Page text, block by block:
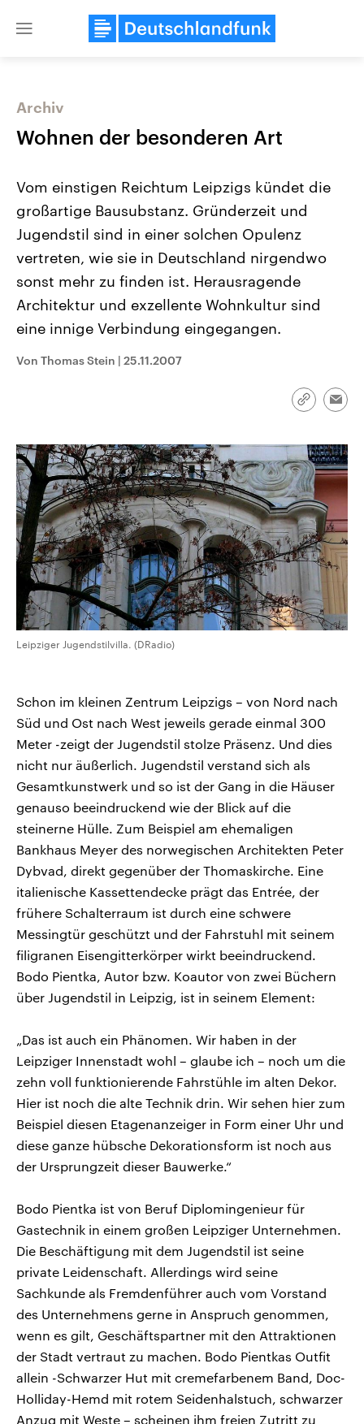
Close
Landtagswahl Sachsen-Anhalt
2026
Alle Informationen
Sachsen-Anhalt wählt am 6.
September 2026 einen neuen
Bundesland von einer Koalition aus
USA
Aktuelle Beiträge,
Hintergründe
gehören die Vereinigten
Audio-Archiv
Archiv
Wohnen der besonderen Art
Vom einstigen Reichtum Leipzigs kündet die
großartige Bausubstanz. Gründerzeit und
Jugendstil sind in einer solchen Opulenz
vertreten, wie sie in Deutschland nirgendwo
sonst mehr zu finden ist. Herausragende
Architektur und exzellente Wohnkultur sind
eine innige Verbindung eingegangen.
Von Thomas Stein | 25.11.2007
Link
Leipziger Jugendstilvilla. (DRadio)
Schon im kleinen Zentrum Leipzigs – von Nord nach
Süd und Ost nach West jeweils gerade einmal 300
Meter -zeigt der Jugendstil stolze Präsenz. Und dies
nicht nur äußerlich. Jugendstil verstand sich als
Gesamtkunstwerk und so ist der Gang in die Häuser
genauso beeindruckend wie der Blick auf die
steinerne Hülle. Zum Beispiel am ehemaligen
Bankhaus Meyer des norwegischen Architekten Peter
Dybvad, direkt gegenüber der Thomaskirche. Eine
italienische Kassettendecke prägt das Entrée, der
frühere Schalterraum ist durch eine schwere
Messingtür geschützt und der Fahrstuhl mit seinem
filigranen Eisengitterkörper wirkt beeindruckend.
Bodo Pientka, Autor bzw. Koautor von zwei Büchern
über Jugendstil in Leipzig, ist in seinem Element:
„Das ist auch ein Phänomen. Wir haben in der
Leipziger Innenstadt wohl – glaube ich – noch um die
zehn voll funktionierende Fahrstühle im alten Dekor.
Hier ist noch die alte Technik drin. Wir sehen hier zum
Beispiel diesen Etagenanzeiger in Form einer Uhr und
diese ganze hübsche Dekorationsform ist noch aus
der Ursprungzeit dieser Bauwerke.“
Bodo Pientka ist von Beruf Diplomingenieur für
Gastechnik in einem großen Leipziger Unternehmen.
Die Beschäftigung mit dem Jugendstil ist seine
private Leidenschaft. Allerdings wird seine
Sachkunde als Fremdenführer auch vom Vorstand
des Unternehmens gerne in Anspruch genommen,
wenn es gilt, Geschäftspartner mit den Attraktionen
der Stadt vertraut zu machen. Bodo Pientkas Outfit
allein -Schwarzer Hut mit cremefarbenem Band, Doc-
Holliday-Hemd mit rotem Seidenhalstuch, schwarzer
Anzug mit Weste – scheinen ihm freien Zutritt zu